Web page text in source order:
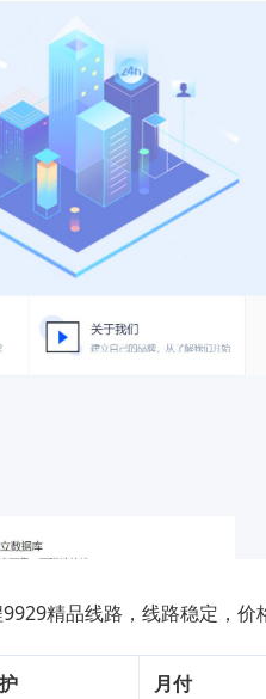
精品线路，线路稳定，价
月付